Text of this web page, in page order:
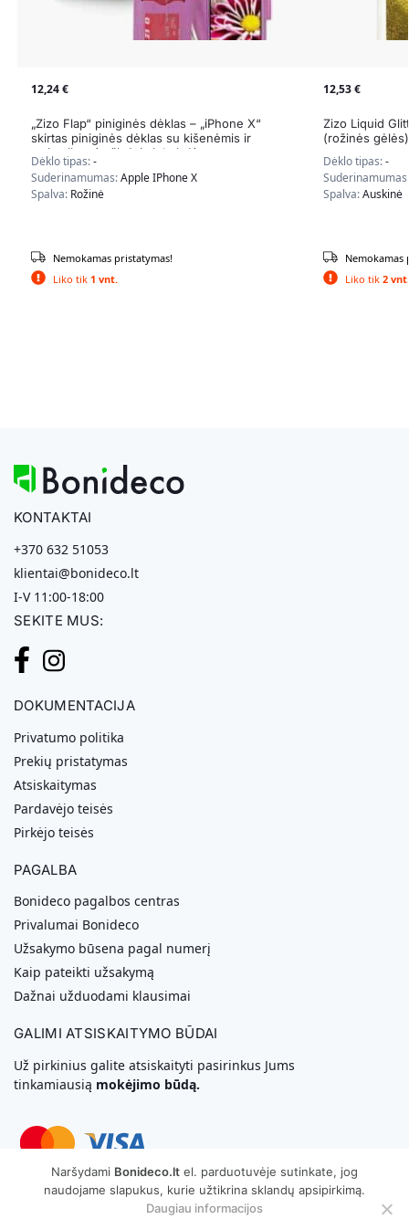
12,24€
„Zizo Flap“ piniginės dėklas – „iPhone X“
skirtas piniginės dėklas su kišenėmis ir
atsistojimu (rožinė / violetinė)
Dėklo tipas:-
Suderinamumas:Apple IPhone X
Spalva: Rožinė
Liko tik 1 vnt.
Nemokamas pristatymas!
12,53€
Zizo Liquid
(rožinės gėlės)
Dėklo tipas:-
Spalva:Auskinė
Liko tik 2 vnt.
Nemokamas
KONTAKTAI
+370 632 51053
klientai@bonideco.lt
I-V 11:00-18:00
SEKITE MUS:
DOKUMENTACIJA
Privatumo politika
Prekių pristatymas
Atsiskaitymas
Pardavėjo teisės
Pirkėjo teisės
PAGALBA
Bonideco pagalbos centras
Privalumai Bonideco
Užsakymo būsena pagal numerį
Kaip pateikti užsakymą
Dažnai užduodami klausimai
GALIMI ATSISKAITYMO BŪDAI
Už pirkinius galite atsiskaityti pasirinkus Jums
tinkamiausią mokėjimo būdą.
Svetainių Kūrimas
Naršydami Bonideco.lt el. parduotuvėje sutinkate, jog
naudojame slapukus, kurie užtikrina sklandų apsipirkimą.
Daugiau informacijos